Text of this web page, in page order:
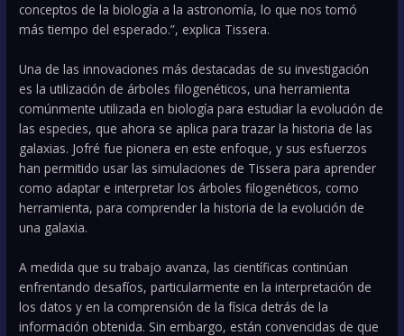
conceptos de la biología a la astronomía, lo que nos tomó
más tiempo del esperado.”, explica Tissera.
Una de las innovaciones más destacadas de su investigación
es la utilización de árboles filogenéticos, una herramienta
comúnmente utilizada en biología para estudiar la evolución de
las especies, que ahora se aplica para trazar la historia de las
galaxias. Jofré fue pionera en este enfoque, y sus esfuerzos
han permitido usar las simulaciones de Tissera para aprender
como adaptar e interpretar los árboles filogenéticos, como
herramienta, para comprender la historia de la evolución de
una galaxia.
A medida que su trabajo avanza, las científicas continúan
enfrentando desafíos, particularmente en la interpretación de
los datos y en la comprensión de la física detrás de la
información obtenida. Sin embargo, están convencidas de que